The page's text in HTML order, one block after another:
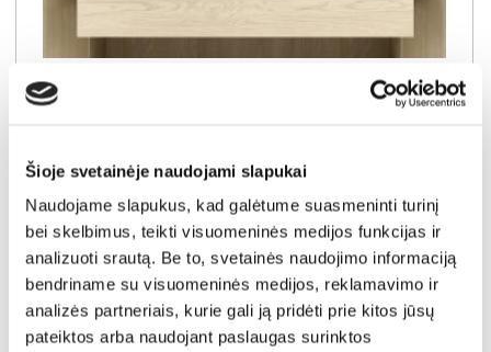
Šioje svetainėje naudojami slapukai
Naudojame slapukus, kad galėtume suasmeninti turinį
bei skelbimus, teikti visuomeninės medijos funkcijas ir
analizuoti srautą. Be to, svetainės naudojimo informaciją
bendriname su visuomeninės medijos, reklamavimo ir
analizės partneriais, kurie gali ją pridėti prie kitos jūsų
pateiktos arba naudojant paslaugas surinktos
YRA SANDĖLYJE
Išmatavimai: A: 15cm 97cm G: 52cm
Kaina:
69€
Į krepšelį